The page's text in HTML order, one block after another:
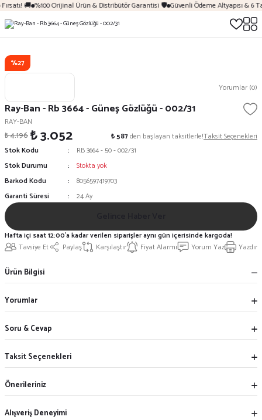
🚚 %100 Orijinal Ürün & Distribütör Garantisi 🛡️ Güvenli Ödeme Altyapısı & 6
%27
Yorumlar (0)
Ray-Ban - Rb 3664 - Güneş Gözlüğü - 002/31
RAY-BAN
₺ 4.196₺ 3.052 ₺ 587den başlayan taksitlerle!Taksit Seçenekleri
Stok Kodu
RB 3664 - 50 - 002/31
Stok Durumu
Stokta yok
Barkod Kodu
8056597419703
Garanti Süresi
24 Ay
Tavsiye Et Paylaş Karşılaştır Fiyat Alarmı Yorum Yaz Yazdır
Hafta içi saat 12:00'a kadar verilen siparişler aynı gün içerisinde kargoda!
Ürün Bilgisi
Yorumlar
Soru & Cevap
Taksit Seçenekleri
Önerileriniz
Alışveriş Deneyimi